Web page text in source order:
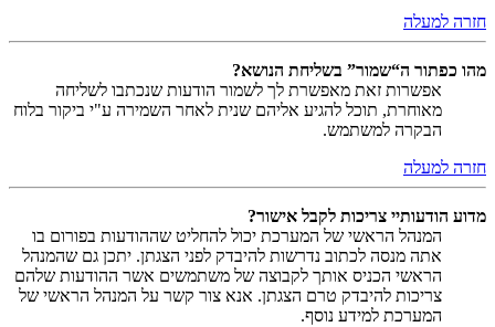
חזרה למעלה
מהו כפתור ה“שמור” בשליחת הנושא?
אפשרות זאת מאפשרת לך לשמור הודעות שנכתבו לשליחה
מאוחרת, תוכל להגיע אליהם שנית לאחר השמירה ע"י ביקור בלוח
הבקרה למשתמש.
חזרה למעלה
מדוע הודעותיי צריכות לקבל אישור?
המנהל הראשי של המערכת יכול להחליט שההודעות בפורום בו
אתה מנסה לכתוב נדרשות להיבדק לפני הצגתן. יתכן גם שהמנהל
הראשי הכניס אותך לקבוצה של משתמשים אשר ההודעות שלהם
צריכות להיבדק טרם הצגתן. אנא צור קשר על המנהל הראשי של
המערכת למידע נוסף.